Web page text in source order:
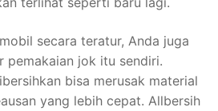
secara teratur, Anda juga
pemakaian jok itu sendiri.
bisa merusak material
yang lebih cepat. Allbersih